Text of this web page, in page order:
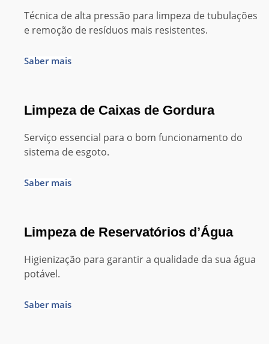
Técnica de alta pressão para limpeza de tubulações
e remoção de resíduos mais resistentes.
Saber mais
Limpeza de Caixas de Gordura
Serviço essencial para o bom funcionamento do
sistema de esgoto.
Saber mais
Limpeza de Reservatórios d’Água
Higienização para garantir a qualidade da sua água
potável.
Saber mais